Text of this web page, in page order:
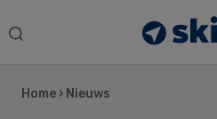
Search
Home › Nieuws
Sidebar